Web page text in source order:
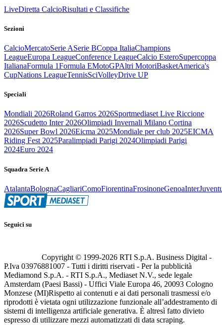
LiveDiretta CalcioRisultati e Classifiche
Sezioni
CalcioMercatoSerie ASerie BCoppa ItaliaChampions
LeagueEuropa LeagueConference LeagueCalcio EsteroSupercoppa
ItalianaFormula 1Formula EMotoGPAltri MotoriBasketAmerica's
CupNations LeagueTennisSciVolleyDrive UP
Speciali
Mondiali 2026Roland Garros 2026Sportmediaset Live Riccione
2026Scudetto Inter 2026Olimpiadi Invernali Milano Cortina
2026Super Bowl 2026Eicma 2025Mondiale per club 2025EICMA
Riding Fest 2025Paralimpiadi Parigi 2024Olimpiadi Parigi
2024Euro 2024
Squadra Serie A
AtalantaBolognaCagliariComoFiorentinaFrosinoneGenoaInter
Seguici su
Copyright © 1999-2026 RTI S.p.A. Business Digital -
P.Iva 03976881007 - Tutti i diritti riservati - Per la pubblicità
Mediamond S.p.A. - RTI S.p.A., Mediaset N.V., sede legale
Amsterdam (Paesi Bassi) - Uffici Viale Europa 46, 20093 Cologno
Monzese (MI)Rispetto ai contenuti e ai dati personali trasmessi e/o
riprodotti è vietata ogni utilizzazione funzionale all’addestramento di
sistemi di intelligenza artificiale generativa. È altresì fatto divieto
espresso di utilizzare mezzi automatizzati di data scraping.